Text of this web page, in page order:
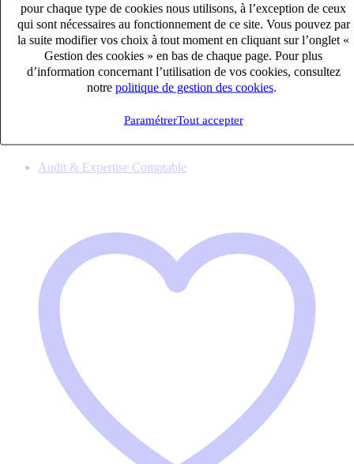
pour chaque type de cookies nous utilisons, à l’exception de ceux
qui sont nécessaires au fonctionnement de ce site. Vous pouvez par
la suite modifier vos choix à tout moment en cliquant sur l’onglet «
Gestion des cookies » en bas de chaque page. Pour plus
d’information concernant l’utilisation de vos cookies, consultez
notre politique de gestion des cookies
ParamétrerTout accepter
Collaborateur Comptable (H/F)
CDI
terville, Moselle (57180)
Audit & Expertise Comptable